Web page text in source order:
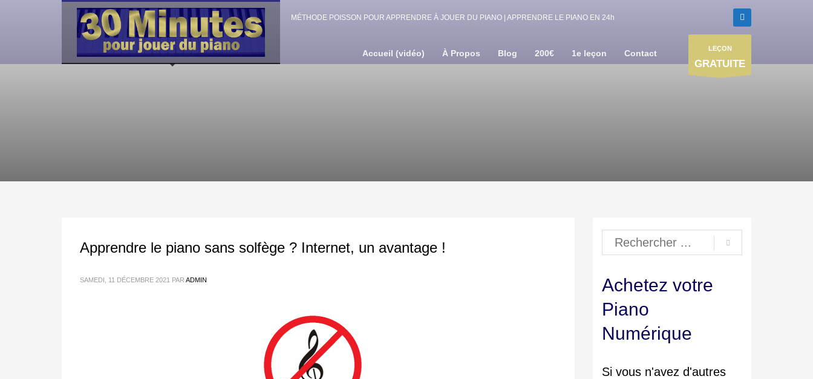
MÉTHODE POISSON POUR APPRENDRE À JOUER DU PIANO | APPRENDRE LE PIANO EN 24h
Accueil (vidéo) À Propos Blog 200€ 1e leçon Contact LEÇON
GRATUITE
Apprendre le piano sans solfège ? Internet, un avantage !
SAMEDI, 11 DÉCEMBRE 2021 PAR ADMIN
Achetez votre
Piano
Numérique
Si vous n'avez d'autres